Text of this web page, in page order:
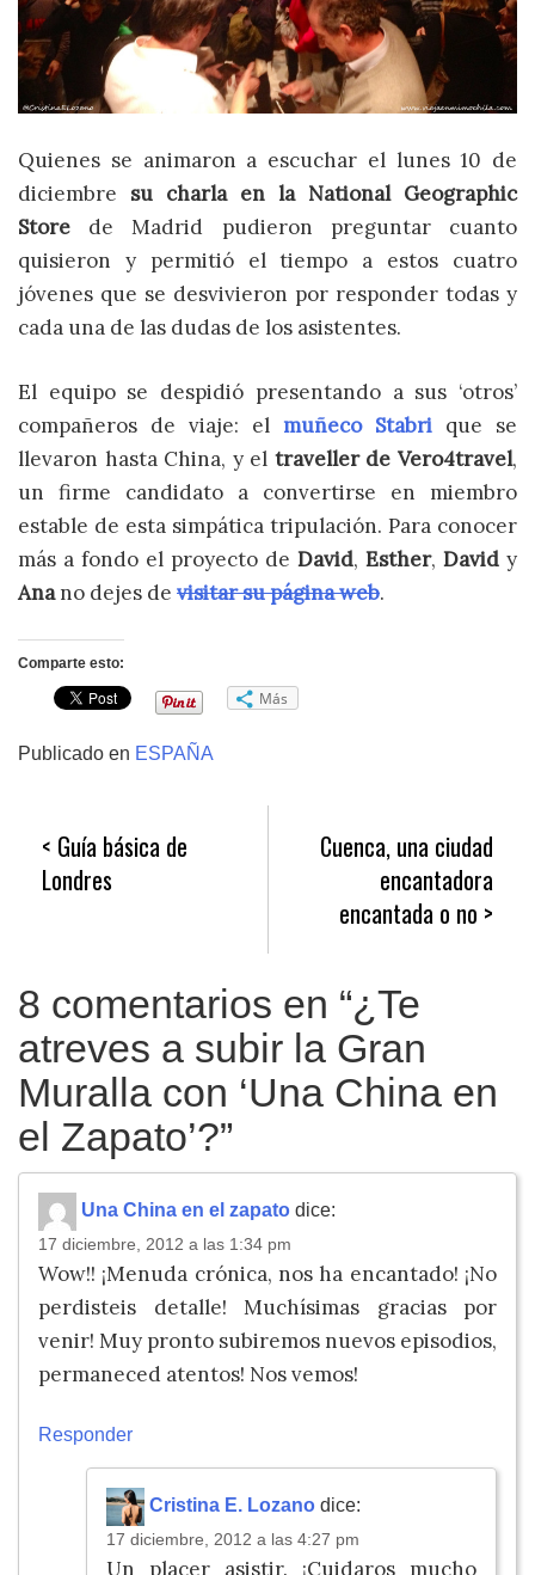
Quienes se animaron a escuchar el lunes 10 de
diciembre su charla en la National Geographic
Store de Madrid pudieron preguntar cuanto
quisieron y permitió el tiempo a estos cuatro
jóvenes que se desvivieron por responder todas y
cada una de las dudas de los asistentes.
El equipo se despidió presentando a sus ‘otros’
compañeros de viaje: el muñeco Stabri que se
llevaron hasta China, y el traveller de Vero4travel,
un firme candidato a convertirse en miembro
estable de esta simpática tripulación. Para conocer
más a fondo el proyecto de David, Esther, David y
Anano dejes de visitar su página web.
Comparte esto:
Más
Publicado en ESPAÑA
Navegación
de
Guía básica de
Londres
Cuenca, una ciudad
encantadora
encantada o no
8 comentarios en “¿Te
atreves a subir la Gran
Muralla con ‘Una China en
el Zapato’?”
Una China en el zapato dice:
17 diciembre, 2012 a las 1:34 pm
Wow!! ¡Menuda crónica, nos ha encantado! ¡No
perdisteis detalle! Muchísimas gracias por
venir! Muy pronto subiremos nuevos episodios,
permaneced atentos! Nos vemos!
Responder
Cristina E. Lozano dice:
17 diciembre, 2012 a las 4:27 pm
Un placer asistir. ¡Cuidaros mucho